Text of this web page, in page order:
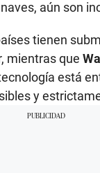
aún son
tienen
mientras que
está
y